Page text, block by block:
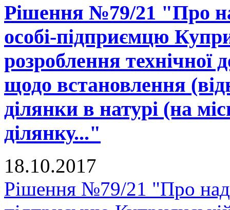
Рішення №79/21 "Про
особі-підприємцю
розроблення технічної
щодо встановлення
ділянки в натурі (на
ділянку..."
18.10.2017
Рішення №79/21 "Про